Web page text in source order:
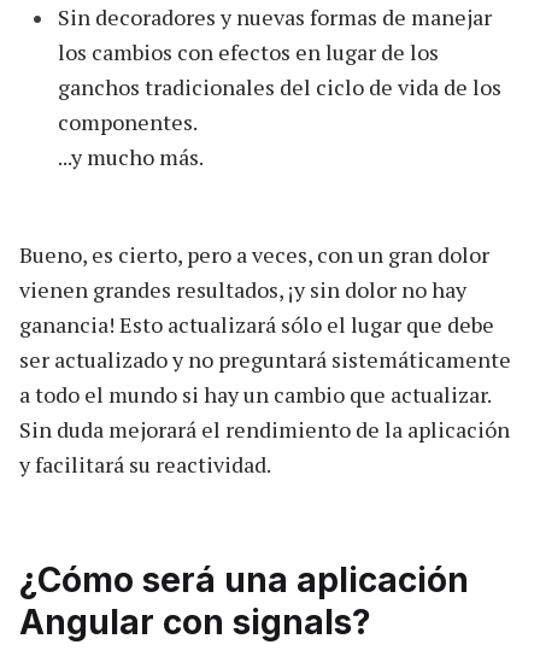
Sin decoradores y nuevas formas de manejar
los cambios con efectos en lugar de los
ganchos tradicionales del ciclo de vida de los
componentes.
...y mucho más.
Bueno, es cierto, pero a veces, con un gran dolor
vienen grandes resultados, ¡y sin dolor no hay
ganancia! Esto actualizará sólo el lugar que debe
ser actualizado y no preguntará sistemáticamente
a todo el mundo si hay un cambio que actualizar.
Sin duda mejorará el rendimiento de la aplicación
y facilitará su reactividad.
¿Cómo será una aplicación
Angular con signals?